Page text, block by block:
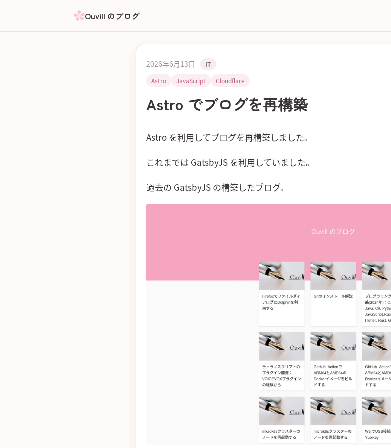
Ouvill のブログ
2026年6月13日
IT
Astro
JavaScript Cloudflare
Astro でブログを再構築
Astro を利用してブログを再構築しました。
これまでは GatsbyJS を利用していました。
過去の GatsbyJS の構築したブログ。